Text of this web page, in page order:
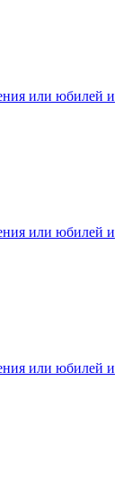
или юбилей и
или юбилей и
или юбилей и